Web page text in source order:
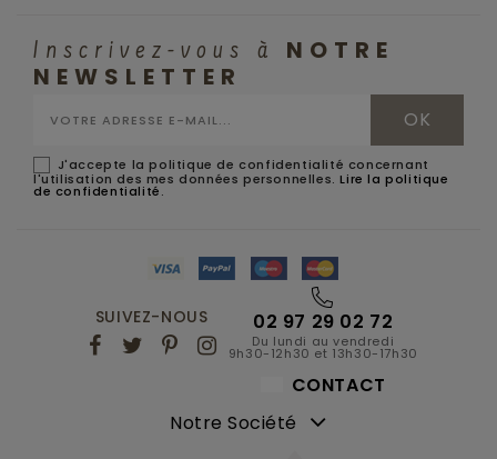
Inscrivez-vous à
NOTRE
NEWSLETTER
J'accepte la politique de confidentialité concernant
l'utilisation des mes données personnelles.Lire la politique
de confidentialité.
SUIVEZ-NOUS 02 97 29 02 72
Du lundi au vendredi
9h30-12h30 et 13h30-17h30
CONTACT
Notre Société